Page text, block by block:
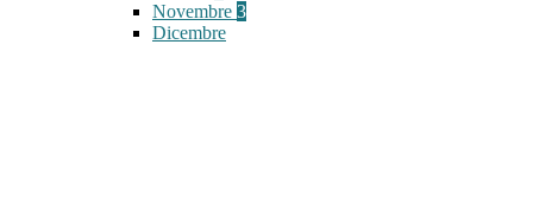
Novembre 3
Dicembre